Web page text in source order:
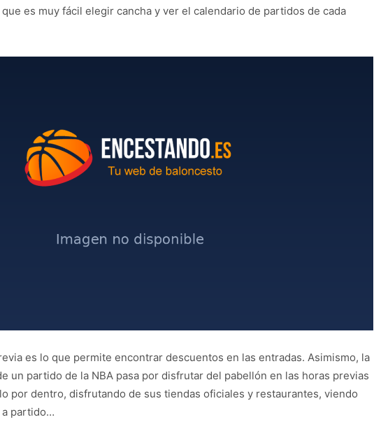
es muy fácil elegir cancha y ver el calendario de partidos de cada
es lo que permite encontrar descuentos en las entradas. Asimismo, la
un partido de la NBA pasa por disfrutar del pabellón en las horas previas
por dentro, disfrutando de sus tiendas oficiales y restaurantes, viendo
partido…